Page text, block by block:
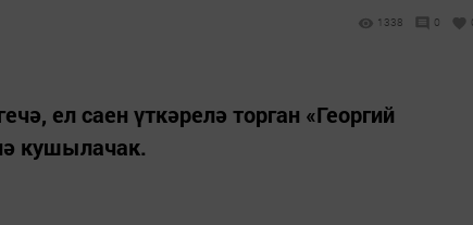
1338 0
ел саен үткәрелә торган «Георгий
кушылачак.